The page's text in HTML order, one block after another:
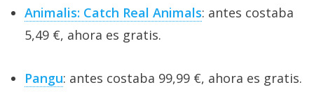
Animalis: Catch Real Animals: antes costaba
5,49 €, ahora es gratis.
Pangu: antes costaba 99,99 €, ahora es gratis.